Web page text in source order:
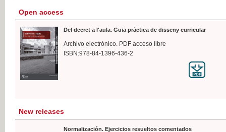
Open access
Del decret a l'aula. Guia práctica de disseny curricular
Archivo electrónico. PDF acceso libre
ISBN:978-84-1396-436-2
New releases
Normalización. Ejercicios resueltos comentados